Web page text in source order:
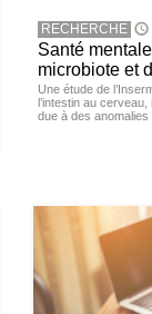
RECHERCHE
Santé
microbiote et
Une étude de
l’intestin au
due à des